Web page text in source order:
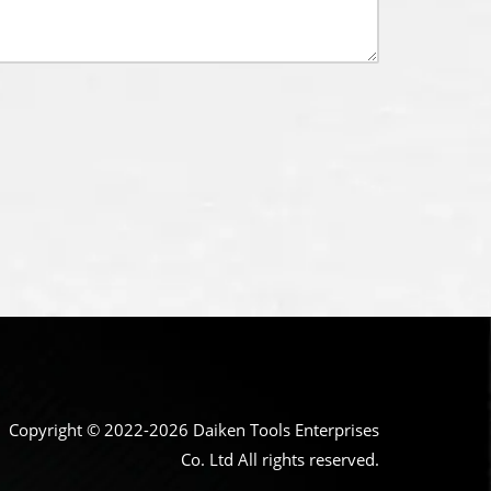
Copyright © 2022-2026 Daiken Tools Enterprises
Co. Ltd All rights reserved.